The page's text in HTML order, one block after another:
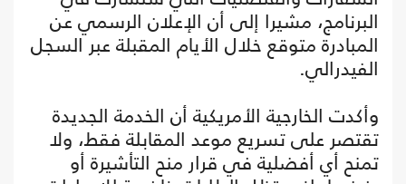
البرنامج، مشيرا إلى أن الإعلان الرسمي عن
المبادرة متوقع خلال الأيام المقبلة عبر السجل
الفيدرالي.
وأكدت الخارجية الأمريكية أن الخدمة الجديدة
تقتصر على تسريع موعد المقابلة فقط، ولا
تمنح أي أفضلية في قرار منح التأشيرة أو